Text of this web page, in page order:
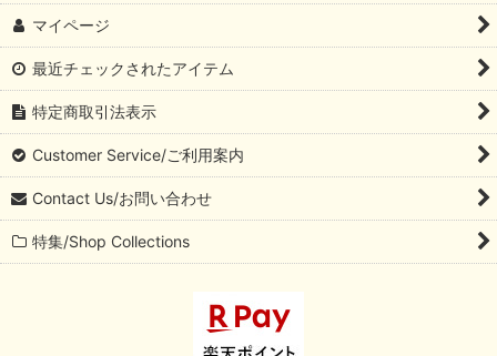
マイページ
最近チェックされたアイテム
特定商取引法表示
Customer Service/ご利用案内
Contact Us/お問い合わせ
特集/Shop Collections